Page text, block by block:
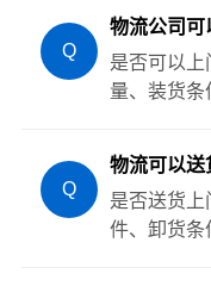
Q
物流公司可
是否可以
量、装货条
Q
物流可以送
是否送货上
件、卸货条